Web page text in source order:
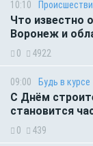
10:10
Что известно
Воронеж и
0 4922
09:00 Будь в курсе
С Днём
становится
0 439